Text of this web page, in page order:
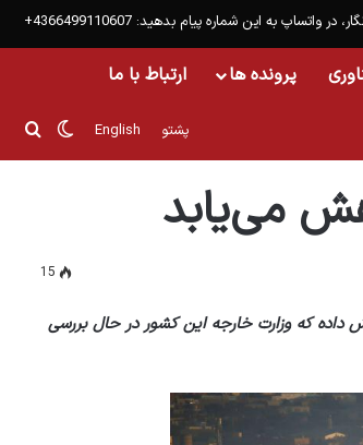
به این شماره پیام بدهید: 4366499110607+
پرونده ها ارتباط با ما
English پشتو تغییر
می‌یابد
15
داده که وزارت خارجه این کشور در حال بررسی